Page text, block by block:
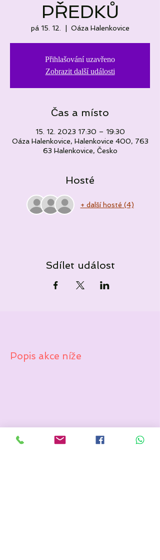
PŘEDKŮ
pá 15. 12. Oáza Halenkovice
Přihlašování uzavřeno
Zobrazit další události
Čas a místo
15. 12. 2023 17:30 – 19:30
Oáza Halenkovice, Halenkovice 400, 763
63 Halenkovice, Česko
Hosté
+ další hosté (4)
Sdílet událost
Popis akce níže